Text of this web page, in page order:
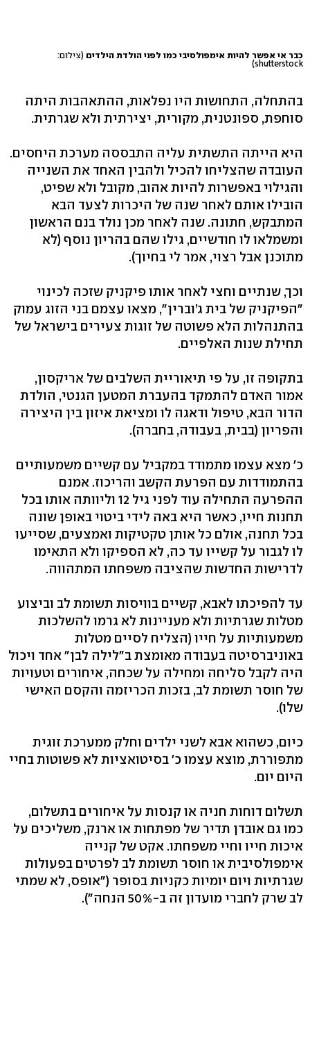
כבר אי אפשר להיות אימפולסיבי כמו לפני הולדת הילדים (צילום:
shutterstock)
בהתחלה, התחושות היו נפלאות, ההתאהבות היתה
סוחפת, ספונטנית, מקורית, יצירתית ולא שגרתית.
היא הייתה התשתית עליה התבססה מערכת היחסים.
העובדה שהצליחו להכיל ולהבין האחד את השנייה
והגילוי באפשרות להיות אהוב, מקובל ולא שפיט,
הובילו אותם לאחר שנה של היכרות לצעד הבא
המתבקש, חתונה. שנה לאחר מכן נולד בנם הראשון
ומשמלאו לו חודשיים, גילו שהם בהריון נוסף (לא
מתוכנן אבל רצוי, אמר לי בחיוך).
וכך, שנתיים וחצי לאחר אותו פיקניק שזכה לכינוי
"הפיקניק של בית ג’וברין", מצאו עצמם בני הזוג עמוק
בהתנהלות הלא פשוטה של זוגות צעירים בישראל של
תחילת שנות האלפיים.
בתקופה זו, על פי תיאוריית השלבים של אריקסון,
אמור האדם להתמקד בהעברת המטען הגנטי, הולדת
הדור הבא, טיפול ודאגה לו ומציאת איזון בין היצירה
והפריון (בבית, בעבודה, בחברה).
כ׳ מצא עצמו מתמודד במקביל עם קשיים משמעותיים
בהתמודדות עם הפרעת הקשב והריכוז. אמנם
ההפרעה התחילה עוד לפני גיל 12 וליוותה אותו בכל
תחנות חייו, כאשר היא באה לידי ביטוי באופן שונה
בכל תחנה, אולם כל אותן טקטיקות ואמצעים, שסייעו
לו לגבור על קשייו עד כה, לא הספיקו ולא התאימו
לדרישות החדשות שהציבה משפחתו המתהווה.
עד להפיכתו לאבא, קשיים בוויסות תשומת לב וביצוע
מטלות שגרתיות ולא מעניינות לא גרמו להשלכות
משמעותיות על חייו (הצליח לסיים מטלות
באוניברסיטה בעבודה מאומצת ב"לילה לבן" אחד ויכול
היה לקבל סליחה ומחילה על שכחה, איחורים וטעויות
של חוסר תשומת לב, בזכות הכריזמה והקסם האישי
שלו).
כיום, כשהוא אבא לשני ילדים וחלק ממערכת זוגית
מתפוררת, מוצא עצמו כ׳ בסיטואציות לא פשוטות בחיי
היום יום.
תשלום דוחות חניה או קנסות על איחורים בתשלום,
כמו גם אובדן תדיר של מפתחות או ארנק, משליכים על
איכות חייו וחיי משפחתו. אקט של קנייה
אימפולסיבית או חוסר תשומת לב לפרטים בפעולות
שגרתיות ויום יומיות כקניות בסופר (״אופס, לא שמתי
לב שרק לחברי מועדון זה ב-50% הנחה״).